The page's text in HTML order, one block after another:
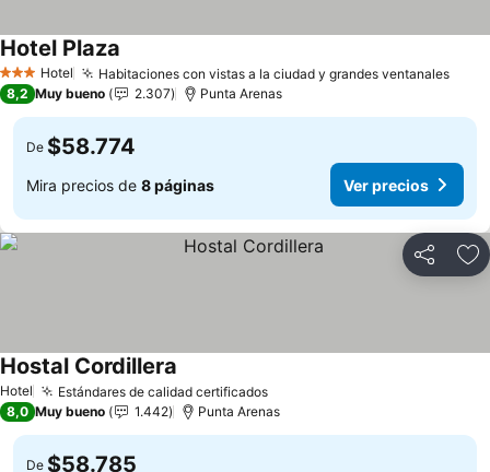
3 Estrellas
Hotel Habitaciones con vistas a la ciudad y grandes ventanalesVer
Hotel Plaza
8,2 Muy bueno 2.307 Punta Arenas
De $58.774
Mira precios de 8 páginas Ver precios
Compartir
Hotel Estándares de calidad certificadosVer precios
Hostal Cordillera
8,0 Muy bueno 1.442 Punta Arenas
De $58.785